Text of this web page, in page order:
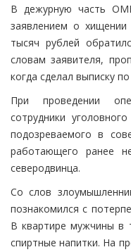
В дежурную часть
заявлением о хищении
тысяч рублей
словам заявителя,
когда сделал выписку по
При проведении
сотрудники
подозреваемого в
работающего ранее
северодвинца.
Со слов
познакомился с
В квартире мужчины в
спиртные напитки. На